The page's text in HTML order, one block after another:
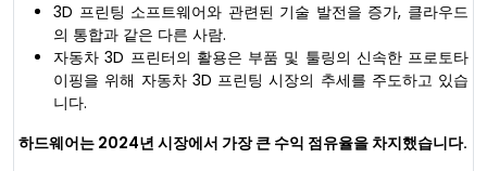
3D 프린팅 소프트웨어와 관련된 기술 발전을 증가, 클라우드
의 통합과 같은 다른 사람.
자동차 3D 프린터의 활용은 부품 및 툴링의 신속한 프로토타
이핑을 위해 자동차 3D 프린팅 시장의 추세를 주도하고 있습
니다.
하드웨어는 2024년 시장에서 가장 큰 수익 점유율을 차지했습니다.